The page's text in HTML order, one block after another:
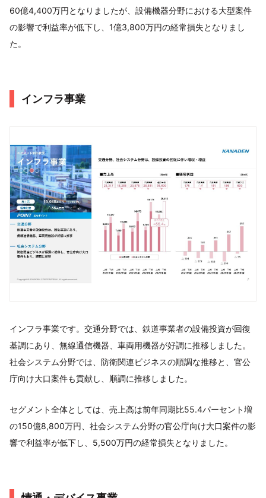
60億4,400万円となりましたが、設備機器分野における大型案件
の影響で利益率が低下し、1億3,800万円の経常損失となりまし
た。
インフラ事業
インフラ事業です。交通分野では、鉄道事業者の設備投資が回復
基調にあり、無線通信機器、車両用機器が好調に推移しました。
社会システム分野では、防衛関連ビジネスの順調な推移と、官公
庁向け大口案件も貢献し、順調に推移しました。
セグメント全体としては、売上高は前年同期比55.4パーセント増
の150億8,800万円、社会システム分野の官公庁向け大口案件の影
響で利益率が低下し、5,500万円の経常損失となりました。